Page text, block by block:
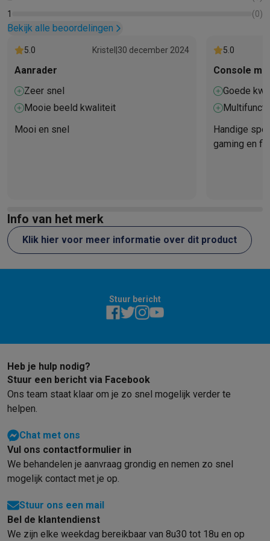
1
(0)
Bekijk alle beoordelingen
5.0 Kristel 30 december 2024
Aanrader
Zeer snel
Mooie beeld kwaliteit
Mooi en snel
5.0
Console
Goede
Handige
gaming en
Info van het merk
Klik hier voor meer informatie over dit product
Stuur bericht
Heb je hulp nodig?
Stuur een bericht via Facebook
Ons team staat klaar om je zo snel mogelijk verder te
helpen.
Chat met ons
Vul ons contactformulier in
We behandelen je aanvraag grondig en nemen zo snel
mogelijk contact met je op.
Stuur ons een mail
Bel de klantendienst
We zijn elke weekdag bereikbaar van 8u30 tot 18u en op